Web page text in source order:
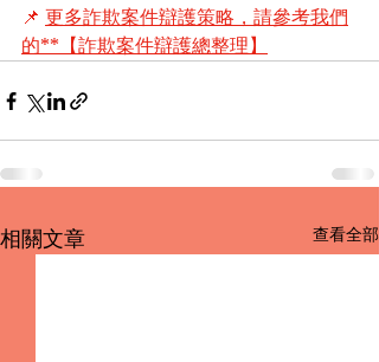
📌 更多詐欺案件辯護策略，請參考我們
的**【詐欺案件辯護總整理】
相關文章 查看全部